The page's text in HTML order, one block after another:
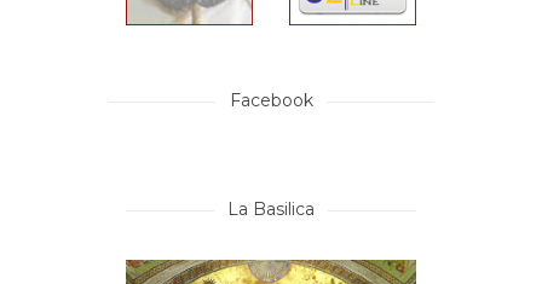
Facebook
La Basilica